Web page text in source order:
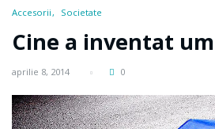
Accesorii Societate
Cine a inventat
aprilie 8, 2014 0